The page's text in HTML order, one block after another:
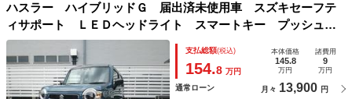
ハスラー ハイブリッドＧ 届出済未使用車 スズキセーフテ
ィサポート ＬＥＤヘッドライト スマートキー プッシュス
タート オートエアコン シートヒーター 禁煙車
支払総額(税込)
154.8 万円
本体価格
145.8
万円
諸費用
9
万円
通常ローン 月々 13,900 円